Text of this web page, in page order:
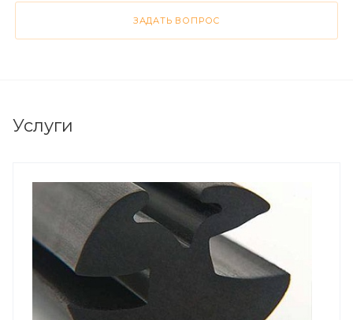
ЗАДАТЬ ВОПРОС
Услуги